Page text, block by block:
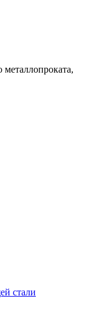
стали